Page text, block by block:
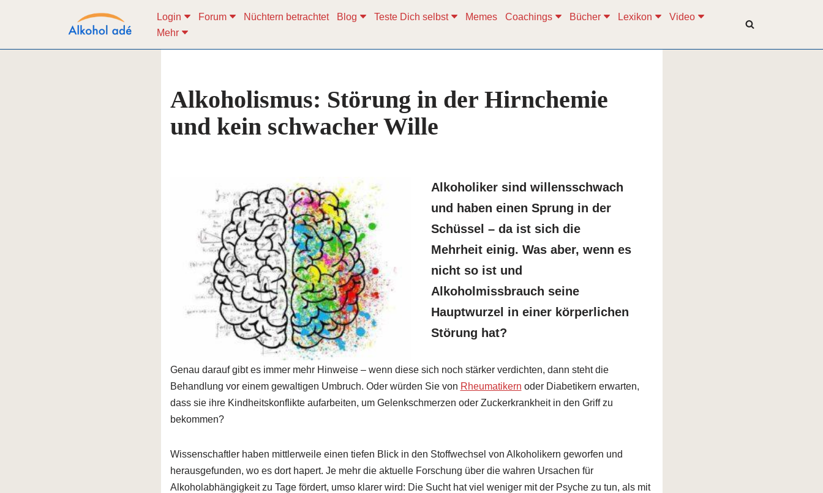
Inhalt
Login Forum Nüchtern betrachtet Blog Teste Dich selbst Memes Coachings Bücher Lexikon
Video
Mehr
Alkoholismus: Störung in der Hirnchemie
und kein schwacher Wille
Alkoholiker sind willensschwach
und haben einen Sprung in der
Schüssel – da ist sich die
Mehrheit einig. Was aber, wenn es
nicht so ist und
Alkoholmissbrauch seine
Hauptwurzel in einer körperlichen
Störung hat?
Genau darauf gibt es immer mehr Hinweise – wenn diese sich noch stärker verdichten, dann steht die
Behandlung vor einem gewaltigen Umbruch. Oder würden Sie von Rheumatikern oder Diabetikern erwarten,
dass sie ihre Kindheitskonflikte aufarbeiten, um Gelenkschmerzen oder Zuckerkrankheit in den Griff zu
bekommen?
Wissenschaftler haben mittlerweile einen tiefen Blick in den Stoffwechsel von Alkoholikern geworfen und
herausgefunden, wo es dort hapert. Je mehr die aktuelle Forschung über die wahren Ursachen für
Alkoholabhängigkeit zu Tage fördert, umso klarer wird: Die Sucht hat viel weniger mit der Psyche zu tun, als mit